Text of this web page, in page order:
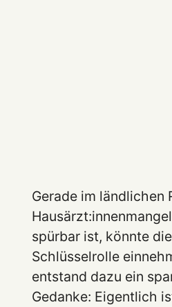
Gerade im ländlichen
spürbar ist, könnte
Schlüsselrolle
entstand dazu ein
Gedanke: Eigentlich